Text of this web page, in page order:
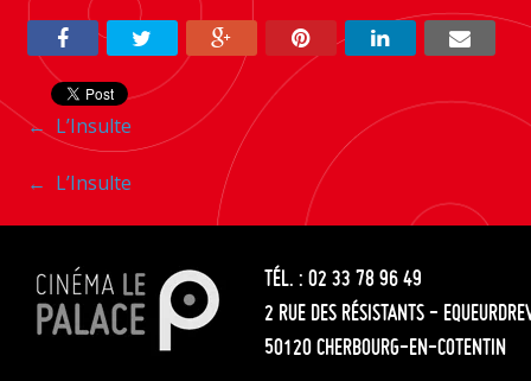
Navigation
entre
les
articles
← L’Insulte
Navigation
entre
les
articles
← L’Insulte
TÉL. : 02 33 78 96 49
2 RUE DES RÉSISTANTS -
50120 CHERBOURG-EN-COTENTIN